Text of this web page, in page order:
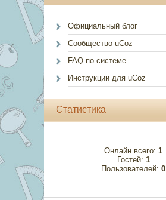
Официальный блог
Сообщество uCoz
FAQ по системе
Инструкции для uCoz
Статистика
Онлайн всего: 1
Гостей: 1
Пользователей: 0